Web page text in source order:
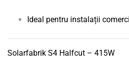
Ideal pentru instalații
Solarfabrik S4 Halfcut – 415W